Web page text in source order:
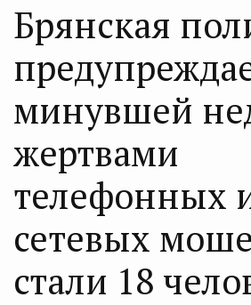
Брянская
минувшей
жертвами
телефонных
сетевых
стали 18